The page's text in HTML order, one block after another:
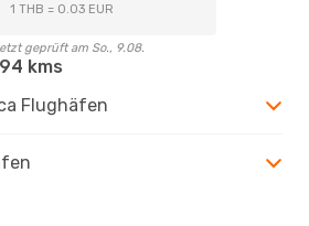
1 THB = 0.03 EUR
geprüft am So., 9.08.
kms
Flughäfen